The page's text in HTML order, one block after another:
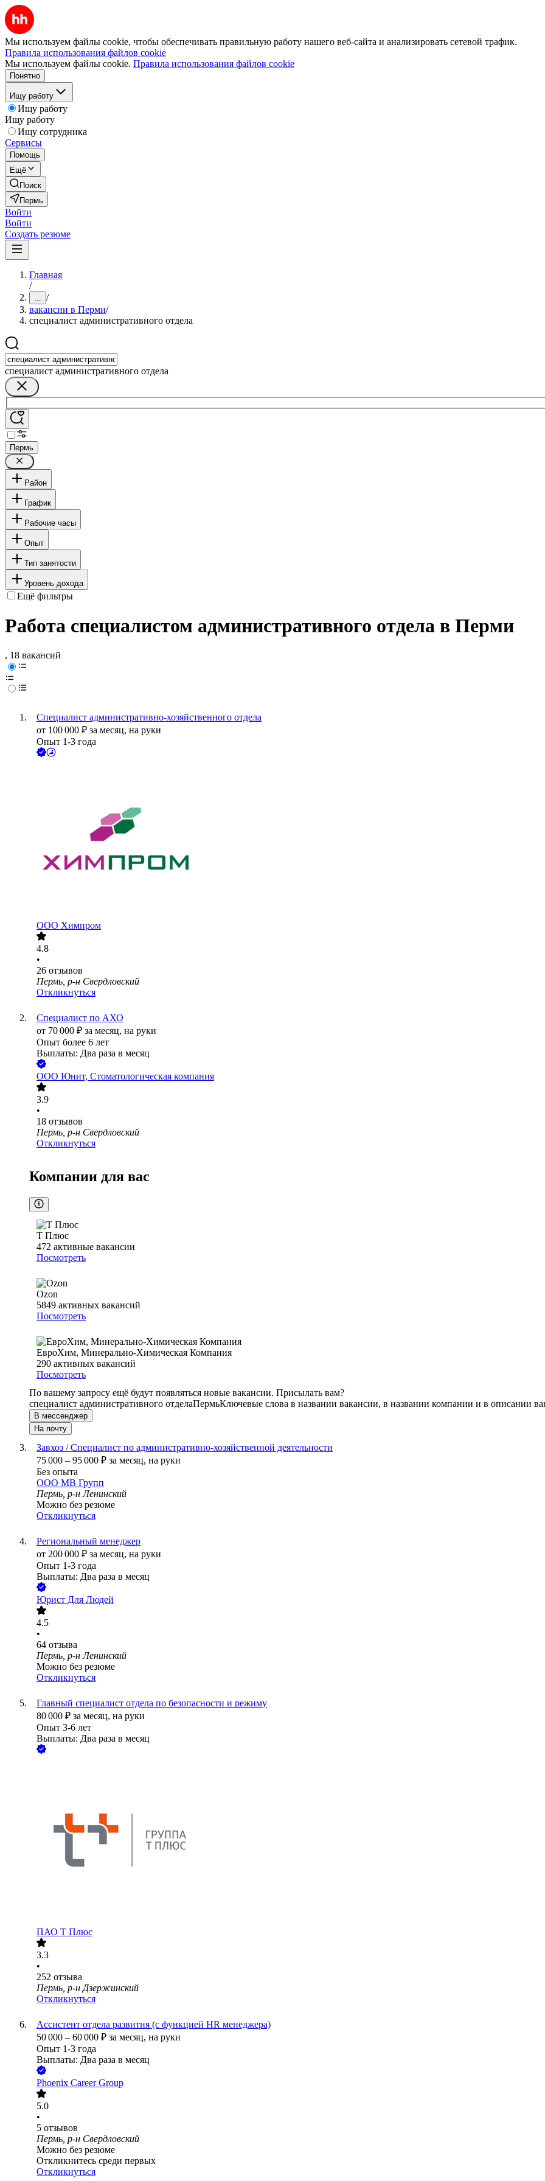
Мы используем файлы cookie, чтобы обеспечивать правильную работу нашего веб-сайта и анализировать сетевой трафик.
Правила использования файлов cookie
Мы используем файлы cookie. Правила использования файлов cookie
Понятно
Ищу работу
Ищу работу
Ищу работу
Ищу сотрудника
Сервисы
Помощь
Ещё
Поиск
Пермь
Войти
Войти
Создать резюме
Главная
/
... /
вакансии в Перми/
специалист административного отдела
специалист административного отдела
Пермь
Район
График
Рабочие часы
Опыт
Тип занятости
Уровень дохода
Ещё фильтры
Работа специалистом административного отдела в Перми
, 18 вакансий
Специалист административно-хозяйственного отдела
от 100 000 ₽ за месяц, на руки
Опыт 1-3 года
ООО Химпром
4.8
•
26 отзывов
Пермь, р-н Свердловский
Откликнуться
Специалист по АХО
от 70 000 ₽ за месяц, на руки
Опыт более 6 лет
Выплаты: Два раза в месяц
ООО Юнит, Стоматологическая компания
3.9
•
18 отзывов
Пермь, р-н Свердловский
Откликнуться
Компании для вас
Т Плюс
472 активные вакансии
Посмотреть
Ozon
5849 активных вакансий
Посмотреть
ЕвроХим, Минерально-Химическая Компания
290 активных вакансий
Посмотреть
По вашему запросу ещё будут появляться новые вакансии. Присылать вам?
специалист административного отделаПермьКлючевые слова в названии вакансии, в названии компании и в описании
В мессенджер
На почту
Завхоз / Специалист по административно-хозяйственной деятельности
75 000 – 95 000 ₽ за месяц, на руки
Без опыта
ООО МВ Групп
Пермь, р-н Ленинский
Можно без резюме
Откликнуться
Региональный менеджер
от 200 000 ₽ за месяц, на руки
Опыт 1-3 года
Выплаты: Два раза в месяц
Юрист Для Людей
4.5
•
64 отзыва
Пермь, р-н Ленинский
Можно без резюме
Откликнуться
Главный специалист отдела по безопасности и режиму
80 000 ₽ за месяц, на руки
Опыт 3-6 лет
Выплаты: Два раза в месяц
ПАО Т Плюс
3.3
•
252 отзыва
Пермь, р-н Дзержинский
Откликнуться
Ассистент отдела развития (с функцией HR менеджера)
50 000 – 60 000 ₽ за месяц, на руки
Опыт 1-3 года
Выплаты: Два раза в месяц
Phoenix Career Group
5.0
•
5 отзывов
Пермь, р-н Свердловский
Можно без резюме
Откликнитесь среди первых
Откликнуться